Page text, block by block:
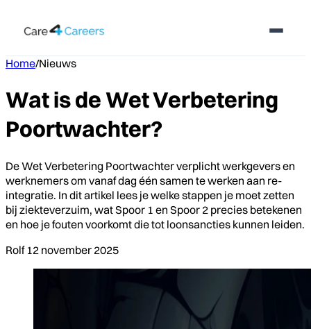
Home/Nieuws
Wat is de Wet Verbetering
Poortwachter?
De Wet Verbetering Poortwachter verplicht werkgevers en
werknemers om vanaf dag één samen te werken aan re-
integratie. In dit artikel lees je welke stappen je moet zetten
bij ziekteverzuim, wat Spoor 1 en Spoor 2 precies betekenen
en hoe je fouten voorkomt die tot loonsancties kunnen leiden.
Rolf 12 november 2025